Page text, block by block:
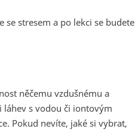
se stresem a po lekci se budete
něčemu vzdušnému a
láhev s vodou či iontovým
Pokud nevíte, jaké si vybrat,